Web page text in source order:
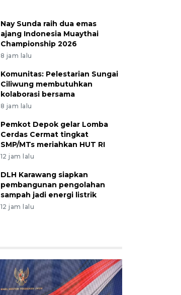
Nay Sunda raih dua emas
ajang Indonesia Muaythai
Championship 2026
8 jam lalu
Komunitas: Pelestarian Sungai
Ciliwung membutuhkan
kolaborasi bersama
8 jam lalu
Pemkot Depok gelar Lomba
Cerdas Cermat tingkat
SMP/MTs meriahkan HUT RI
12 jam lalu
DLH Karawang siapkan
pembangunan pengolahan
sampah jadi energi listrik
12 jam lalu